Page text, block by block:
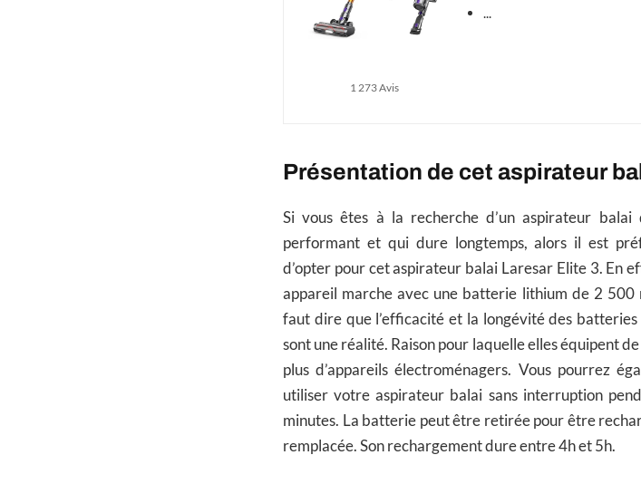
1 273 Avis
...
Présentation de cet aspirateur
Si vous êtes à la recherche d’un aspirateur balai
performant et qui dure longtemps, alors il est
d’opter pour cet aspirateur balai Laresar Elite 3. En
appareil marche avec une batterie lithium de 2 500
faut dire que l’efficacité et la longévité des
sont une réalité. Raison pour laquelle elles équipent de
plus d’appareils électroménagers. Vous pourrez
utiliser votre aspirateur balai sans interruption
minutes. La batterie peut être retirée pour être
remplacée. Son rechargement dure entre 4h et 5h.